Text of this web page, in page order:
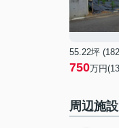
55.22坪
750万円
周辺施設